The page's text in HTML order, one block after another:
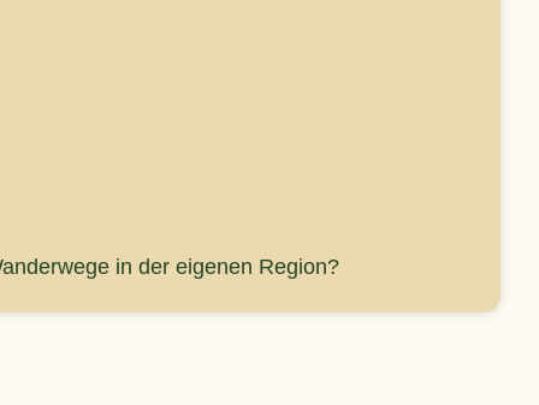
in der eigenen Region?